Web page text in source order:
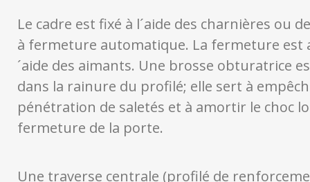
Le cadre est fixé à l´aide des charnières ou
à fermeture automatique. La fermeture est
´aide des aimants. Une brosse obturatrice
dans la rainure du profilé; elle sert à
pénétration de saletés et à amortir le choc
fermeture de la porte.
Une traverse centrale (profilé de